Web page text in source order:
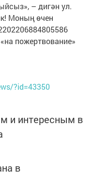
– дигән ул.
Моның өчен
пожертвование»
?id=43350
и интересным в
в